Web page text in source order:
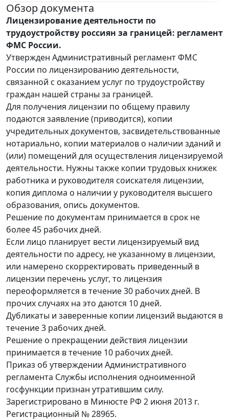
Обзор документа
Лицензирование деятельности по
трудоустройству россиян за границей: регламент
ФМС России.
Утвержден Административный регламент ФМС
России по лицензированию деятельности,
связанной с оказанием услуг по трудоустройству
граждан нашей страны за границей.
Для получения лицензии по общему правилу
подаются заявление (приводится), копии
учредительных документов, засвидетельствованные
нотариально, копии материалов о наличии зданий и
(или) помещений для осуществления лицензируемой
деятельности. Нужны также копии трудовых книжек
работника и руководителя соискателя лицензии,
копия диплома о наличии у руководителя высшего
образования, опись документов.
Решение по документам принимается в срок не
более 45 рабочих дней.
Если лицо планирует вести лицензируемый вид
деятельности по адресу, не указанному в лицензии,
или намерено скорректировать приведенный в
лицензии перечень услуг, то лицензия
переоформляется в течение 30 рабочих дней. В
прочих случаях на это даются 10 дней.
Дубликаты и заверенные копии лицензий выдаются в
течение 3 рабочих дней.
Решение о прекращении действия лицензии
принимается в течение 10 рабочих дней.
Приказ об утверждении Административного
регламента Службы исполнения одноименной
госфункции признан утратившим силу.
Зарегистрировано в Минюсте РФ 2 июня 2013 г.
Регистрационный № 28965.